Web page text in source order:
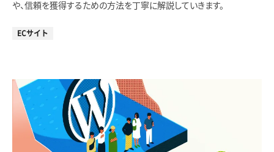
や、信頼を獲得するための方法を丁寧に解説していきます。
ECサイト